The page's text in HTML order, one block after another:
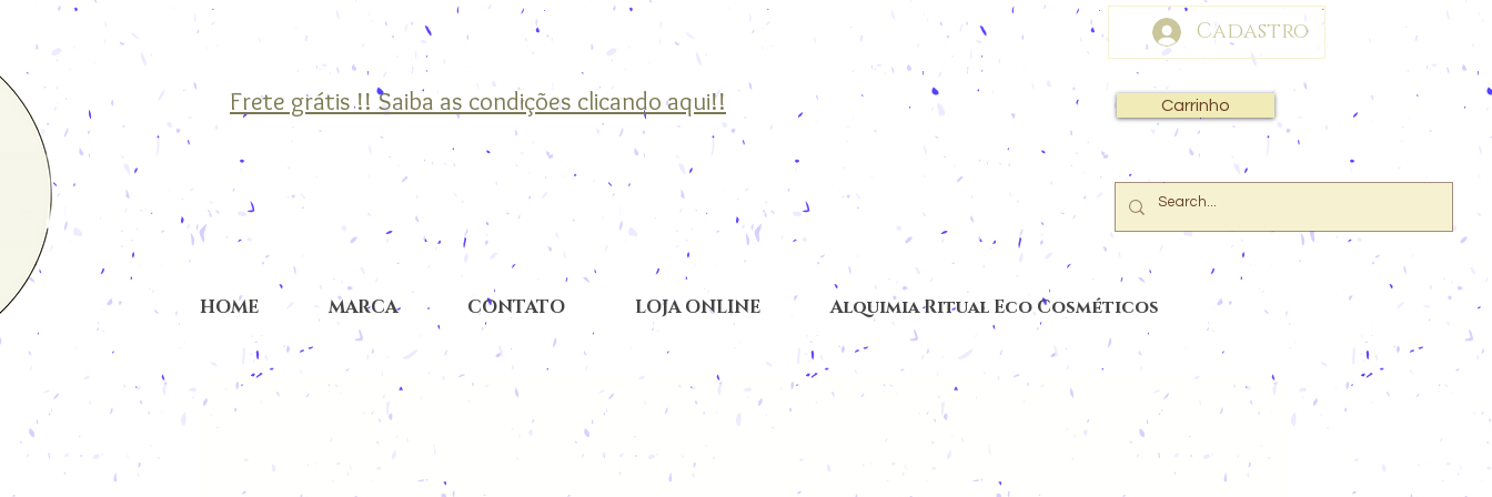
Frete grátis !! Saiba as condições clicando aqui!!
Cadastro
Carrinho
HOME MARCA CONTATO LOJA ONLINE Alquimia Ritual Eco Cosméticos